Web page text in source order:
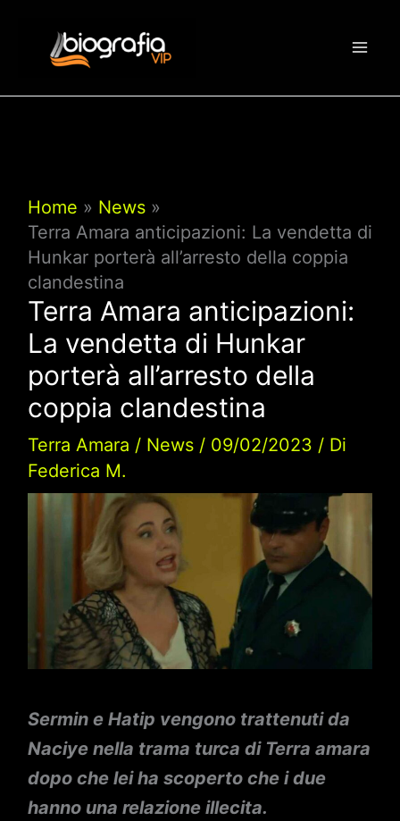
contenuto
Home
News
Terra Amara anticipazioni: La vendetta di
Hunkar porterà all’arresto della coppia
clandestina
Terra Amara anticipazioni:
La vendetta di Hunkar
porterà all’arresto della
coppia clandestina
Terra Amara / News/ 09/02/2023 / Di
Federica M.
Sermin e Hatip vengono trattenuti da
Naciye nella trama turca di Terra amara
dopo che lei ha scoperto che i due
hanno una relazione illecita.